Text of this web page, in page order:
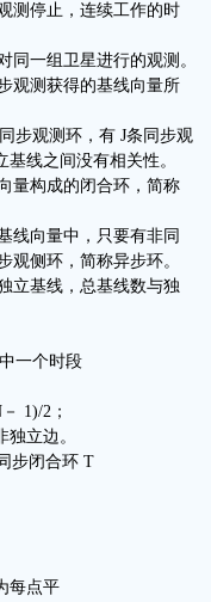
测停止，连续工作的时
同一组卫星进行的观测。
观测获得的基线向量所
步观测环，有 J条同步观
线之间没有相关性。
量构成的闭合环，简称
线向量中，只要有非同
观侧环，简称异步环。
立基线，总基线数与独
一个时段
1)/2；
立边。
步闭合环 T
每点平